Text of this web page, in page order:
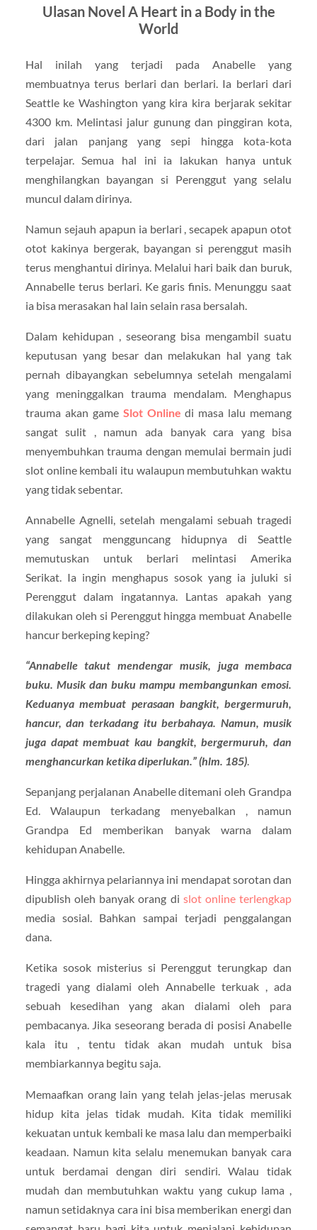
Ulasan Novel A Heart in a Body in the
World
Hal inilah yang terjadi pada Anabelle yang
membuatnya terus berlari dan berlari. Ia berlari dari
Seattle ke Washington yang kira kira berjarak sekitar
4300 km. Melintasi jalur gunung dan pinggiran kota,
dari jalan panjang yang sepi hingga kota-kota
terpelajar. Semua hal ini ia lakukan hanya untuk
menghilangkan bayangan si Perenggut yang selalu
muncul dalam dirinya.
Namun sejauh apapun ia berlari , secapek apapun otot
otot kakinya bergerak, bayangan si perenggut masih
terus menghantui dirinya. Melalui hari baik dan buruk,
Annabelle terus berlari. Ke garis finis. Menunggu saat
ia bisa merasakan hal lain selain rasa bersalah.
Dalam kehidupan , seseorang bisa mengambil suatu
keputusan yang besar dan melakukan hal yang tak
pernah dibayangkan sebelumnya setelah mengalami
yang meninggalkan trauma mendalam. Menghapus
trauma akan game Slot Online di masa lalu memang
sangat sulit , namun ada banyak cara yang bisa
menyembuhkan trauma dengan memulai bermain judi
slot online kembali itu walaupun membutuhkan waktu
yang tidak sebentar.
Annabelle Agnelli, setelah mengalami sebuah tragedi
yang sangat mengguncang hidupnya di Seattle
memutuskan untuk berlari melintasi Amerika
Serikat. Ia ingin menghapus sosok yang ia juluki si
Perenggut dalam ingatannya. Lantas apakah yang
dilakukan oleh si Perenggut hingga membuat Anabelle
hancur berkeping keping?
“Annabelle takut mendengar musik, juga membaca
buku. Musik dan buku mampu membangunkan emosi.
Keduanya membuat perasaan bangkit, bergermuruh,
hancur, dan terkadang itu berbahaya. Namun, musik
juga dapat membuat kau bangkit, bergermuruh, dan
menghancurkan ketika diperlukan.” (hlm. 185).
Sepanjang perjalanan Anabelle ditemani oleh Grandpa
Ed. Walaupun terkadang menyebalkan , namun
Grandpa Ed memberikan banyak warna dalam
kehidupan Anabelle.
Hingga akhirnya pelariannya ini mendapat sorotan dan
dipublish oleh banyak orang di slot online terlengkap
media sosial. Bahkan sampai terjadi penggalangan
dana.
Ketika sosok misterius si Perenggut terungkap dan
tragedi yang dialami oleh Annabelle terkuak , ada
sebuah kesedihan yang akan dialami oleh para
pembacanya. Jika seseorang berada di posisi Anabelle
kala itu , tentu tidak akan mudah untuk bisa
membiarkannya begitu saja.
Memaafkan orang lain yang telah jelas-jelas merusak
hidup kita jelas tidak mudah. Kita tidak memiliki
kekuatan untuk kembali ke masa lalu dan memperbaiki
keadaan. Namun kita selalu menemukan banyak cara
untuk berdamai dengan diri sendiri. Walau tidak
mudah dan membutuhkan waktu yang cukup lama ,
namun setidaknya cara ini bisa memberikan energi dan